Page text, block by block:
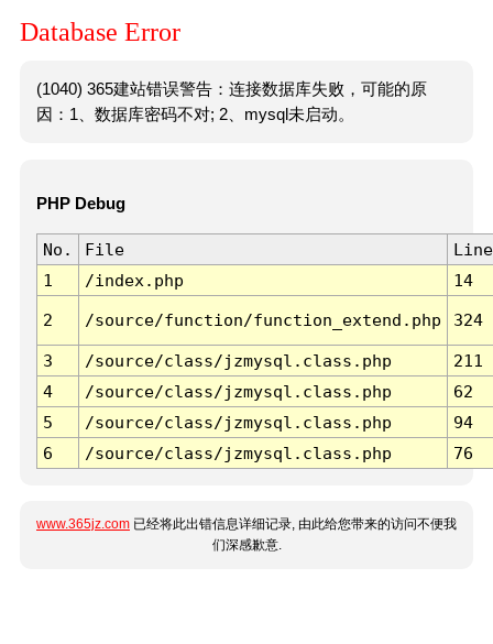
Database Error
(1040) 365建站错误警告：连接数据库失败，可能的原
因：1、数据库密码不对; 2、mysql未启动。
PHP Debug
No. File
Line
1
/index.php 14
2 /source/function/function_extend.php 324
3 /source/class/jzmysql.class.php
211
4
/source/class/jzmysql.class.php
62
5
/source/class/jzmysql.class.php
94
6
/source/class/jzmysql.class.php 76
www.365jz.com 已经将此出错信息详细记录, 由此给您带来的访问不便我
们深感歉意.